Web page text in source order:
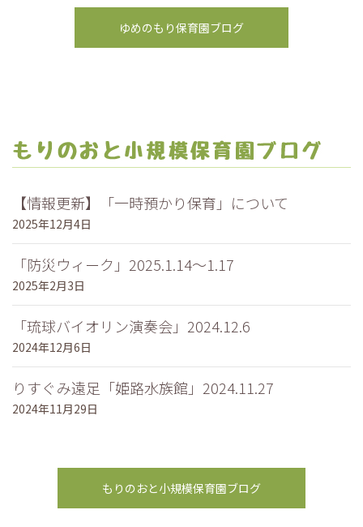
ゆめのもり保育園ブログ
【情報更新】「一時預かり保育」について
2025年12月4日
「防災ウィーク」2025.1.14～1.17
2025年2月3日
「琉球バイオリン演奏会」2024.12.6
2024年12月6日
りすぐみ遠足「姫路水族館」2024.11.27
2024年11月29日
もりのおと小規模保育園ブログ